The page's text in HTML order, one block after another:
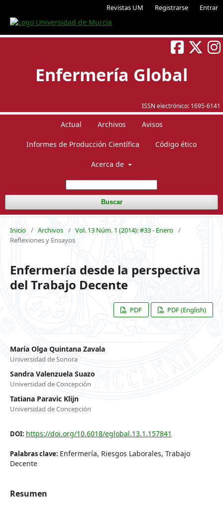
Revistas UM Registrarse Entrar
ISSN electrónico: 1695-6141
Enfermería Global
Actual Archivos Avisos
Informes de Producción Científica Código ético
Acerca de
Buscar
Inicio / Archivos / Vol. 13 Núm. 1 (2014): #33 - Enero /
Reflexiones y Ensayos
Enfermería desde la perspectiva
del Trabajo Decente
PDF PDF (English)
María Olga Quintana Zavala
Universidad de Sonora
Sandra Valenzuela Suazo
Universidad de Concepción
Tatiana Paravic Klijn
Universidad de Concepción
DOI: https://doi.org/10.6018/eglobal.13.1.157841
Palabras clave: Enfermería, Riesgos Laborales, Trabajo
Decente
Resumen